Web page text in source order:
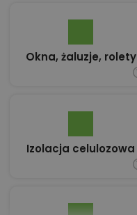
Okna, żaluzje, rolety
Izolacja celulozowa